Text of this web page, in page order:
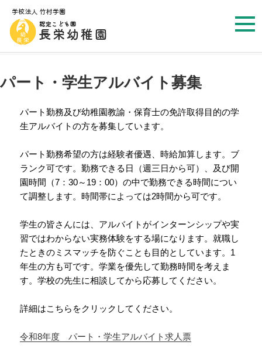
カテゴリー: 職員採用
パート・学生アルバイト募集
パート勤務及び幼稚園教諭・保育士の免許取得目的の学
生アルバイトの方を募集しています。
パート勤務希望の方は経験者優遇、時給加算します。ブ
ランク可です。勤務できる日（週三日から可）、及び開
園時間（7：30～19：00）の中で勤務できる時間につい
て調整します。時間帯によっては2時間から可です。
学生の皆さんには、アルバイトがインターンシップや実
習ではわからない実務体験をする場になります。就職し
たときのミスマッチを防ぐことも目的としています。1
年生の方も可です。学業を優先して勤務時間を考えま
す。学校の先生に相談してから応募してください。
詳細はこちらをクリックしてください。
令和8年度 パート・学生アルバイト求人票